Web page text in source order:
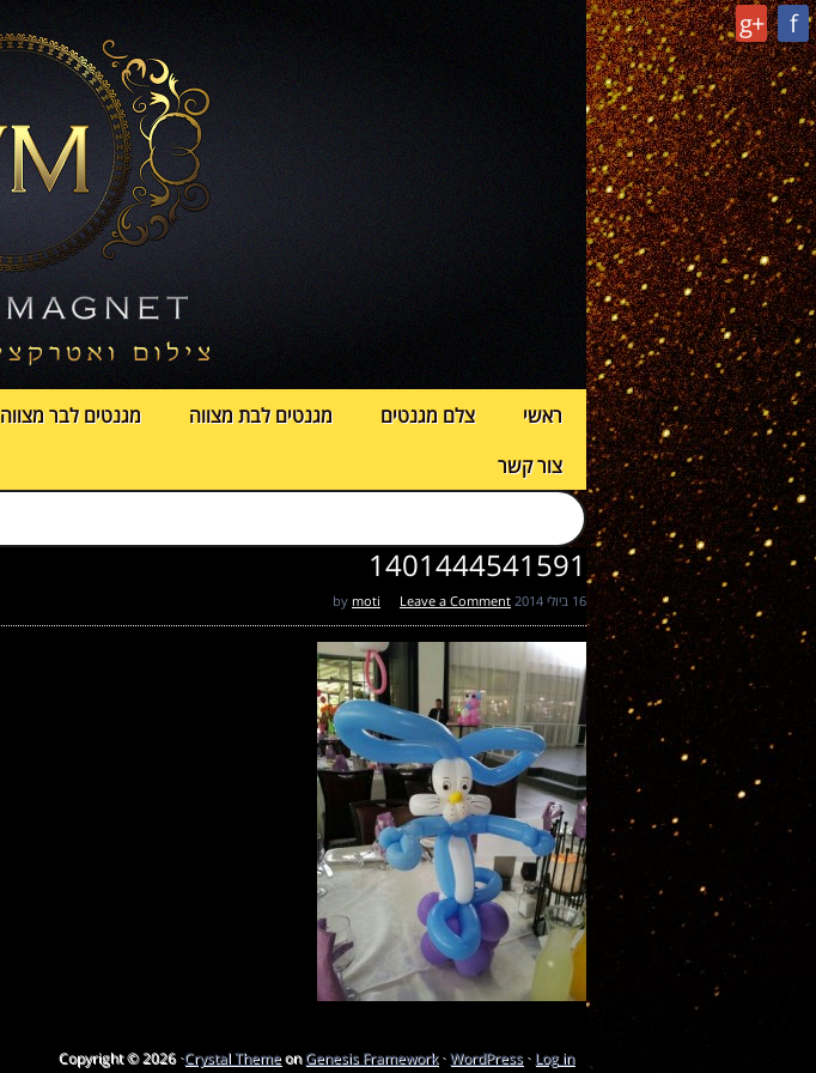
g+ f
ראשי צלם מגנטים מגנטים לבת מצווה מגנטים לבר מצווה
צור קשר
1401444541591
16 ביולי 2014 moti Leave a Comment
Copyright © 2026 ·Crystal ThemeonGenesis Framework·WordPress· Log in